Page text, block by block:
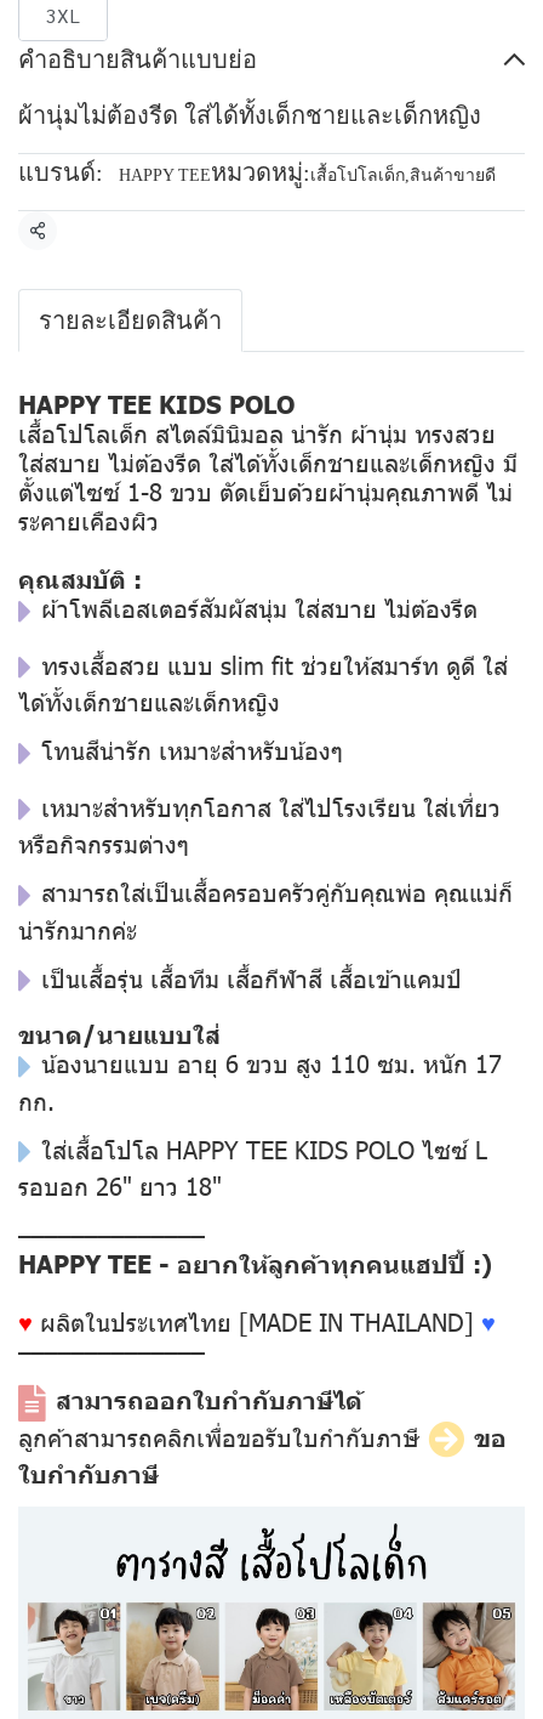
3XL
คำอธิบายสินค้าแบบย่อ
ผ้านุ่มไม่ต้องรีด ใส่ได้ทั้งเด็กชายและเด็กหญิง
แบรนด์: HAPPY TEEหมวดหมู่: เสื้อโปโลเด็ก,สินค้าขายดี
แชร์
รายละเอียดสินค้า
HAPPY TEE KIDS POLO
เสื้อโปโลเด็ก สไตล์มินิมอล น่ารัก ผ้านุ่ม ทรงสวย
ใส่สบาย ไม่ต้องรีด ใส่ได้ทั้งเด็กชายและเด็กหญิง มี
ตั้งแต่ไซซ์ 1-8 ขวบ ตัดเย็บด้วยผ้านุ่มคุณภาพดี ไม่
ระคายเคืองผิว
คุณสมบัติ :
ผ้าโพลีเอสเตอร์สัมผัสนุ่ม ใส่สบาย ไม่ต้องรีด
ทรงเสื้อสวย แบบ slim fit ช่วยให้สมาร์ท ดูดี ใส่
ได้ทั้งเด็กชายและเด็กหญิง
โทนสีน่ารัก เหมาะสำหรับน้องๆ
เหมาะสำหรับทุกโอกาส ใส่ไปโรงเรียน ใส่เที่ยว
หรือกิจกรรมต่างๆ
สามารถใส่เป็นเสื้อครอบครัวคู่กับคุณพ่อ คุณแม่ก็
น่ารักมากค่ะ
เป็นเสื้อรุ่น เสื้อทีม เสื้อกีฬาสี เสื้อเข้าแคมป์
ขนาด/นายแบบใส่
น้องนายแบบ อายุ 6 ขวบ สูง 110 ซม. หนัก 17
กก.
ใส่เสื้อโปโล HAPPY TEE KIDS POLO ไซซ์ L
รอบอก 26" ยาว 18"
––––––––––––––
HAPPY TEE - อยากให้ลูกค้าทุกคนแฮปปี้ :)
♥ ผลิตในประเทศไทย [MADE IN THAILAND] ♥
––––––––––––––
สามารถออกใบกำกับภาษีได้
ลูกค้าสามารถคลิกเพื่อขอรับใบกำกับภาษี
ขอ
ใบกำกับภาษี